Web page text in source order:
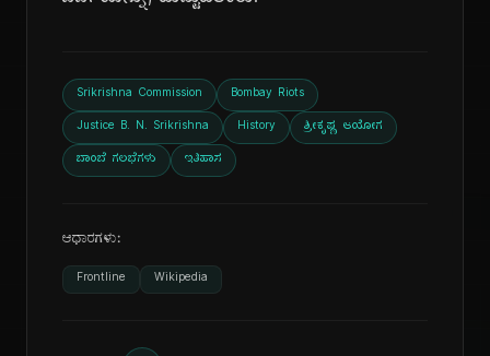
Srikrishna Commission Bombay Riots
Justice B. N. Srikrishna History ಶ್ರೀಕೃಷ್ಣ ಆಯೋಗ
ಬಾಂಬೆ ಗಲಭೆಗಳು ಇತಿಹಾಸ
ಆಧಾರಗಳು:
Frontline Wikipedia